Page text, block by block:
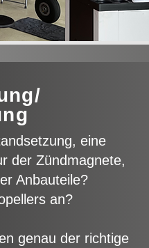
eine
der Zündmagnete,
Anbauteile?
an?
genau der richtige